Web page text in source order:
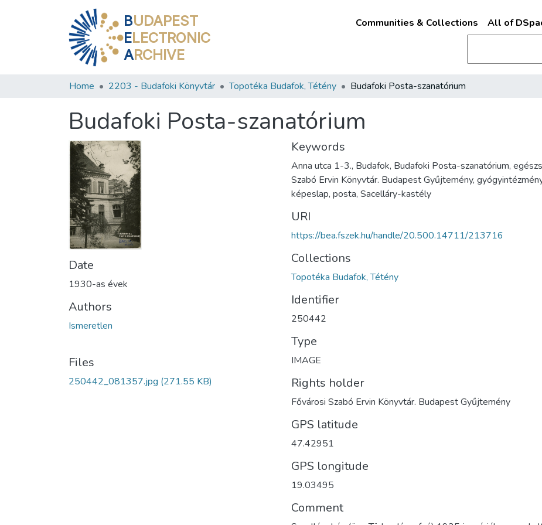
BUDAPEST
ELECTRONIC
ARCHIVE
Communities & Collections All of
Home 2203 - Budafoki Könyvtár Topotéka Budafok, Tétény Budafoki Posta-szanatórium
Budafoki Posta-szanatórium
Date
1930-as évek
Authors
Ismeretlen
Files
250442_081357.jpg (271.55 KB)
Keywords
Anna utca 1-3., Budafok, Budafoki Posta-szanatórium,
Szabó Ervin Könyvtár. Budapest Gyűjtemény,
képeslap, posta, Sacelláry-kastély
URI
https://bea.fszek.hu/handle/20.500.14711/213716
Collections
Topotéka Budafok, Tétény
Identifier
250442
Type
IMAGE
Rights holder
Fővárosi Szabó Ervin Könyvtár. Budapest Gyűjtemény
GPS latitude
47.42951
GPS longitude
19.03495
Comment